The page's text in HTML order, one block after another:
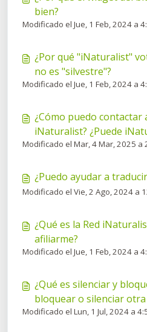
bien?
Modificado el Jue, 1 Feb, 2024 a
¿Por qué "iNaturalist"
no es "silvestre"?
Modificado el Jue, 1 Feb, 2024 a
¿Cómo puedo contactar
iNaturalist? ¿Puede
contacto conmigo?
Modificado el Mar, 4 Mar, 2025 a
¿Puedo ayudar a
Modificado el Vie, 2 Ago, 2024 a
¿Qué es la Red
afiliarme?
Modificado el Jue, 1 Feb, 2024 a
¿Qué es silenciar y
bloquear o silenciar otra
Modificado el Lun, 1 Jul, 2024 a